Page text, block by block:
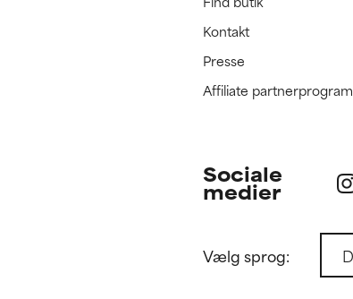
Kontakt
Presse
Affiliate partnerprogram
Sociale
medier
Vælg sprog: